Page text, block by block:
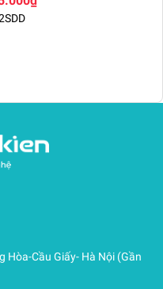
đeo gì trên vai,
để tránh làm hỏng
10.2L để khẳng
động của bạn!
Hòa-Cầu Giấy- Hà Nội (Gần